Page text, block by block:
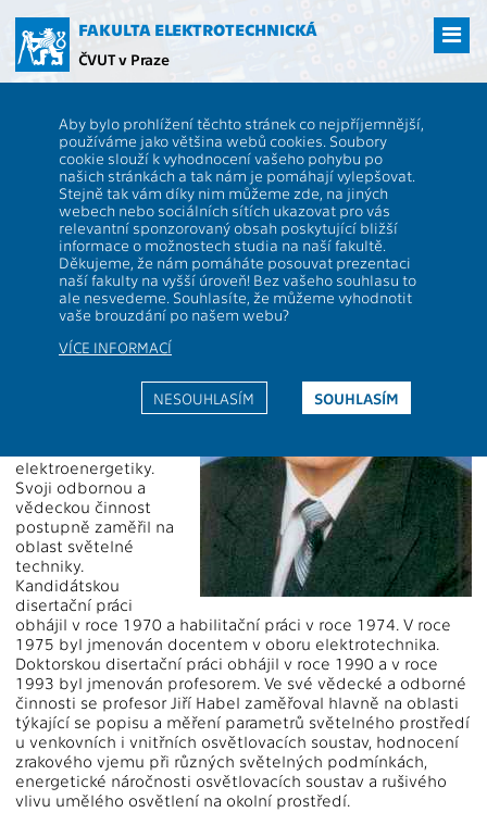
hlavní
obsah
FAKULTA ELEKTROTECHNICKÁ
ČVUT v Praze
Aby bylo prohlížení těchto stránek co nejpříjemnější,
používáme jako většina webů cookies. Soubory
cookie slouží k vyhodnocení vašeho pohybu po
našich stránkách a tak nám je pomáhají vylepšovat.
Stejně tak vám díky nim můžeme zde, na jiných
webech nebo sociálních sítích ukazovat pro vás
relevantní sponzorovaný obsah poskytující bližší
informace o možnostech studia na naší fakultě.
Děkujeme, že nám pomáháte posouvat prezentaci
naší fakulty na vyšší úroveň! Bez vašeho souhlasu to
ale nesvedeme. Souhlasíte, že můžeme vyhodnotit
vaše brouzdání po našem webu?
VÍCE INFORMACÍ
SOUHLASÍM
NESOUHLASÍM
Vzpomínáme
prof. Ing. Jiří Habel, DrSc.
Profesor Jiří Habel
svoji profesní dráhu
zahájil po úspěšném
zakončení
na Elektrotechnické
elektroenergetiky.
Svoji odbornou a
vědeckou činnost
postupně zaměřil na
oblast světelné
techniky.
Kandidátskou
disertační práci
obhájil v roce 1970 a habilitační práci v roce 1974. V roce
1975 byl jmenován docentem v oboru elektrotechnika.
Doktorskou disertační práci obhájil v roce 1990 a v roce
1993 byl jmenován profesorem. Ve své vědecké a odborné
činnosti se profesor Jiří Habel zaměřoval hlavně na oblasti
týkající se popisu a měření parametrů světelného prostředí
u venkovních i vnitřních osvětlovacích soustav, hodnocení
zrakového vjemu při různých světelných podmínkách,
energetické náročnosti osvětlovacích soustav a rušivého
vlivu umělého osvětlení na okolní prostředí.